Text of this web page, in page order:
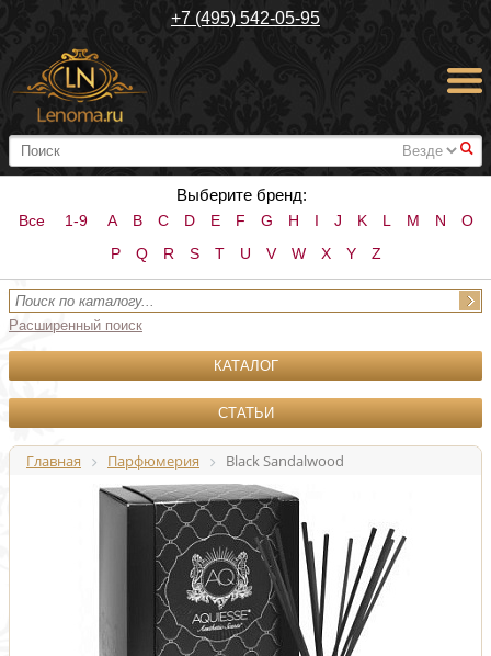
+7 (495) 542-05-95
#
Выберите бренд:
Все 1-9 A B C D E F G H I J K L M N
O
P
Q R S T U V W X Y Z
Расширенный поиск
КАТАЛОГ
СТАТЬИ
Главная Парфюмерия Black Sandalwood